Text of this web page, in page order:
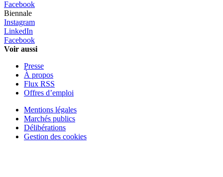
Facebook
Biennale
Instagram
LinkedIn
Facebook
Voir aussi
Presse
À propos
Flux RSS
Offres d’emploi
Mentions légales
Marchés publics
Délibérations
Gestion des cookies